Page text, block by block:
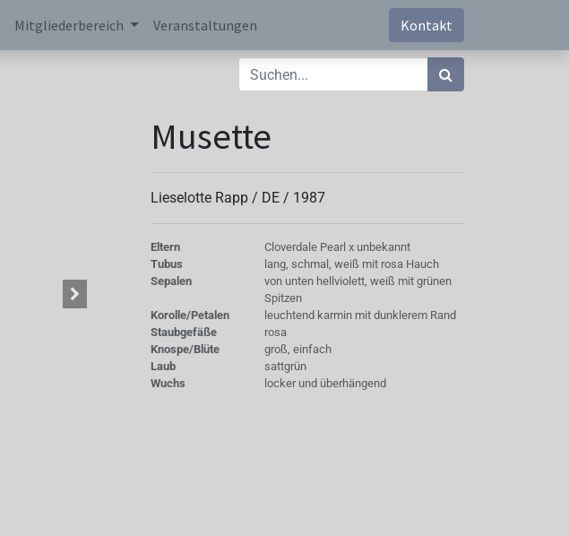
Mitgliederbereich Veranstaltungen Kontakt
Musette
Lieselotte Rapp / DE / 1987
Eltern
Cloverdale Pearl x unbekannt
Tubus
lang, schmal, weiß mit rosa Hauch
Sepalen
von unten hellviolett, weiß mit grünen
Spitzen
Korolle/Petalen
leuchtend karmin mit dunklerem Rand
Staubgefäße
rosa
Knospe/Blüte
groß, einfach
Laub
sattgrün
Wuchs
locker und überhängend